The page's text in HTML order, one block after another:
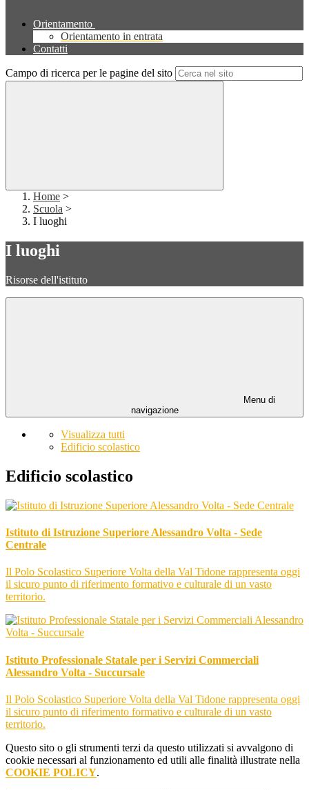
Orientamento
Orientamento in entrata
Contatti
Campo di ricerca per le pagine del sito
Home >
Scuola >
I luoghi
I luoghi
Risorse dell'istituto
Menu di
navigazione
Visualizza tutti
Edificio scolastico
Edificio scolastico
Istituto di Istruzione Superiore Alessandro Volta - Sede
Centrale
Il Polo Scolastico Superiore Volta della Val Tidone rappresenta oggi
il sicuro punto di riferimento formativo e culturale di un vasto
territorio.
Istituto Professionale Statale per i Servizi Commerciali
Alessandro Volta - Succursale
Il Polo Scolastico Superiore Volta della Val Tidone rappresenta oggi
il sicuro punto di riferimento formativo e culturale di un vasto
territorio.
Questo sito o gli strumenti terzi da questo utilizzati si avvalgono di
cookie necessari al funzionamento ed utili alle finalità illustrate nella
COOKIE POLICY.